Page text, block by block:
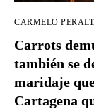
CARMELO
Carrots
también se
maridaje
Cartagena